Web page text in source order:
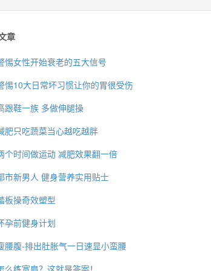
章
惕女性开始衰老的五大信号
惕10大日常坏习惯让你的胃很受伤
跟鞋一族 多做伸腿操
肥只吃蔬菜当心越吃越胖
个时间做运动 减肥效果翻一倍
市新男人 健身营养实用贴士
板操奇效塑型
孕前健身计划
腰腹-排出肚胀气一日速显小蛮腰
么练宽肩？这就是答案！